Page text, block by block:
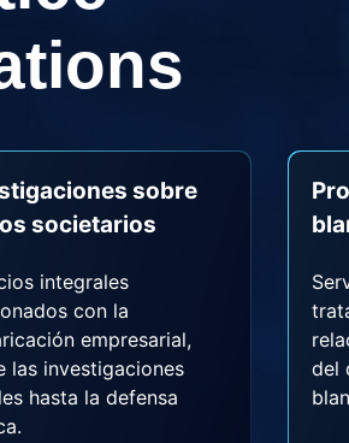
sobre
societarios
integrales
con la
empresarial,
las investigaciones
hasta la defensa
del